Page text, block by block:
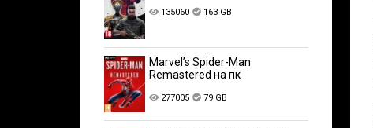
135060 163 GB
Marvel’s Spider-Man
Remastered на пк
277005 79 GB